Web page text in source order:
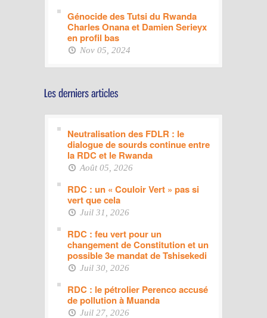
Génocide des Tutsi du Rwanda
Charles Onana et Damien Serieyx
en profil bas
Nov 05, 2024
Neutralisation des FDLR : le
dialogue de sourds continue entre
la RDC et le Rwanda
Août 05, 2026
RDC : un « Couloir Vert » pas si
vert que cela
Juil 31, 2026
RDC : feu vert pour un
changement de Constitution et un
possible 3e mandat de Tshisekedi
Juil 30, 2026
RDC : le pétrolier Perenco accusé
de pollution à Muanda
Juil 27, 2026